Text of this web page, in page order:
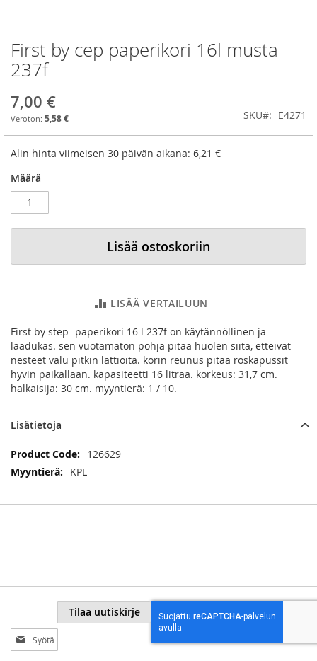
Skip
to
the
of
the
First by cep paperikori 16l musta
237f
7,00 €
5,58 € SKU E4271
Alin hinta viimeisen 30 päivän aikana: 6,21 €
Määrä
Lisää ostoskoriin
LISÄÄ VERTAILUUN
First by step -paperikori 16 l 237f on käytännöllinen ja
laadukas. sen vuotamaton pohja pitää huolen siitä, etteivät
nesteet valu pitkin lattioita. korin reunus pitää roskapussit
hyvin paikallaan. kapasiteetti 16 litraa. korkeus: 31,7 cm.
halkaisija: 30 cm. myyntierä: 1 / 10.
Lisätietoja
Lisätietoja
126629
KPL
Tilaa
uutiskirjeemme:
Tilaa uutiskirje